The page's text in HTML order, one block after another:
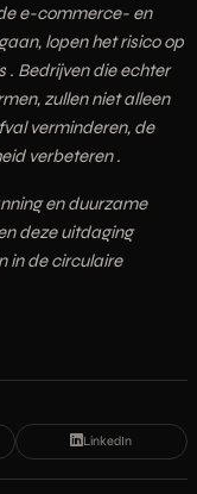
e-commerce- en
lopen het risico op
. Bedrijven die echter
zullen niet alleen
verminderen, de
verbeteren.
en duurzame
deze uitdaging
in de circulaire
LinkedIn